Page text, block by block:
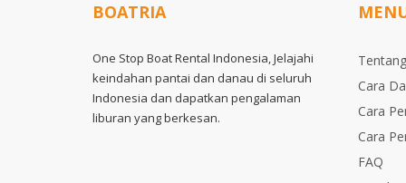
BOATRIA
One Stop Boat Rental Indonesia, Jelajahi
keindahan pantai dan danau di seluruh
Indonesia dan dapatkan pengalaman
liburan yang berkesan.
Cara
Cara
Cara
FAQ